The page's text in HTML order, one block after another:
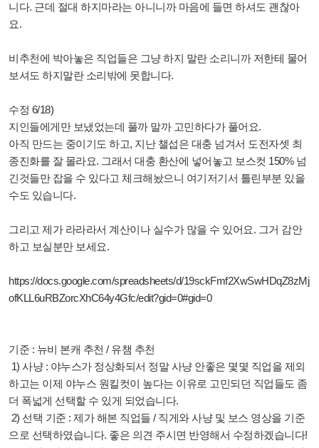
니다. 근데 절대 하지마라는 아니니까 마음에 들면 하셔도 괜찮아
요.
비추천에 박아놓은 직업들은 그냥 하지 말란 소리니까 저한테 물어
보셔도 하지말란 소리밖에 못합니다.
수정 6/18)
지인들에게만 보냈었는데 풀까 말까 고민하다가 풀어요.
아직 만드는 중이기도 하고, 지난 챌섭은 대충 넘겨서 도전자셋 최
종진화를 잘 몰라요. 그래서 대충 환산에 넣어놓고 보스컷 150% 넘
긴것들만 잡을 수 있다고 체크해놨으니 여기저기서 틀린부분 있을
수도 있습니다.
그리고 제가 라라라서 계산이나 실수가 많을 수 있어요. 그거 감안
하고 보실분만 보세요.
https://docs.google.com/spreadsheets/d/19sckFmf2XwSwHDqZ8zMj
ofKLL6uRBZorcXhC64y4Gfc/edit?gid=0#gid=0
기준 : 뉴비 본캐 추천 / 유챔 추천
1) 사냥 : 야누스가 정상화되서 정말 사냥 안좋은 몇몇 직업을 제외
하고는 이제 야누스 원킬컷이 높다는 이유로 고민되던 직업들도 좀
더 폭넓게 선택할 수 있게 되었습니다.
2) 선택 기준 : 제가 해본 직업들 / 직게와 사냥 및 보스 영상을 기준
으로 선택하였습니다. 좋은 의견 주시면 반영해서 수정하겠습니다!